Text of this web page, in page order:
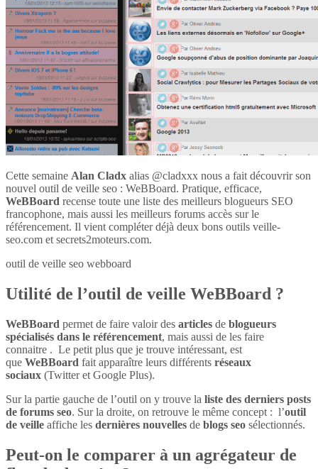
Cette semaine Alan Cladx alias @cladxxx nous a fait découvrir son
nouvel outil de veille seo : WeBBoard. Pratique, efficace,
WeBBoard recense toute une liste des meilleurs blogueurs SEO
francophone, mais aussi les meilleurs forums accès sur le
référencement. Il vient compléter déjà deux bons outils veille-
seo.com et secrets2moteurs.com.
outil de veille seo webboard
Utilité de l’outil de veille WeBBoard ?
WeBBoard permet de faire valoir des articles de blogueurs
spécialisés dans le référencement, mais aussi de les faire
connaitre . Le petit plus que je trouve intéressant, est
que WeBBoard fait apparaître leurs différents réseaux
sociaux (Twitter et Google Plus).
Sur la partie gauche de l’outil on y trouve la liste des derniers posts
de forums seo. Sur la droite, on retrouve le même concept : l’outil
de veille affiche les dernières nouvelles de blogs seo sélectionnés.
Peut-on le comparer à un agrégateur de